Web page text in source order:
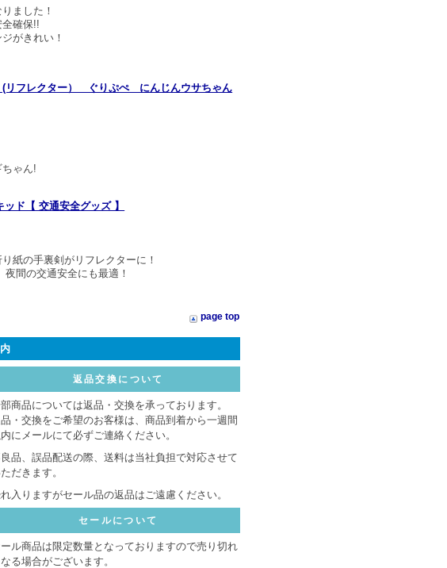
ました！
確保!!
がきれい！
フレクター） ぐりぷぺ にんじんウサちゃん
ゃん!
ド【 交通安全グッズ 】
紙の手裏剣がリフレクターに！
間の交通安全にも最適！
page top
返品交換について
商品については返品・交換を承っております。
・交換をご希望のお客様は、商品到着から一週間
内にメールにて必ずご連絡ください。
品、誤品配送の際、送料は当社負担で対応させて
だきます。
入りますがセール品の返品はご遠慮ください。
セールについて
ル商品は限定数量となっておりますので売り切れ
る場合がございます。